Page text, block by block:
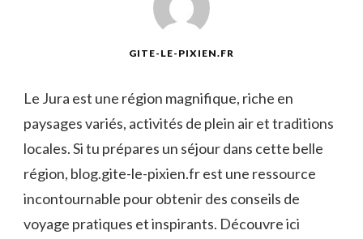
GITE-LE-PIXIEN.FR
Le Jura est une région magnifique, riche en
paysages variés, activités de plein air et traditions
locales. Si tu prépares un séjour dans cette belle
région, blog.gite-le-pixien.fr est une ressource
incontournable pour obtenir des conseils de
voyage pratiques et inspirants. Découvre ici